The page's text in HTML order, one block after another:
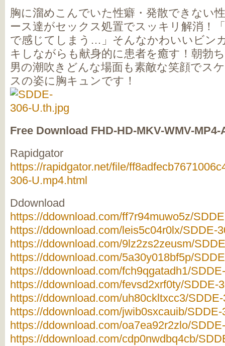
胸に溜めこんでいた性癖・発散できない
ース達がセックス処置でスッキリ解消！
で感じてしまう…」そんなかわいいビン
キしながらも献身的に患者を癒す！朝勃
男の潮吹きどんな場面も素敵な笑顔でス
スの姿に胸キュンです！
Free Download FHD-HD-MKV-WMV-MP4-
Rapidgator
https://rapidgator.net/file/
306-U.mp4.html
Ddownload
https://ddownload.com/ff7r94muwo5z/
https://ddownload.com/leis5c04r0lx/SDDE-
https://ddownload.com/9lz2zs2zeusm/
https://ddownload.com/5a30y018bf5p/
https://ddownload.com/fch9qgatadh1/
https://ddownload.com/fevsd2xrf0ty/SDDE-
https://ddownload.com/uh80ckltxcc3/
https://ddownload.com/jwib0sxcauib/
https://ddownload.com/oa7ea92r2zlo/
https://ddownload.com/cdp0nwdbq4cb/